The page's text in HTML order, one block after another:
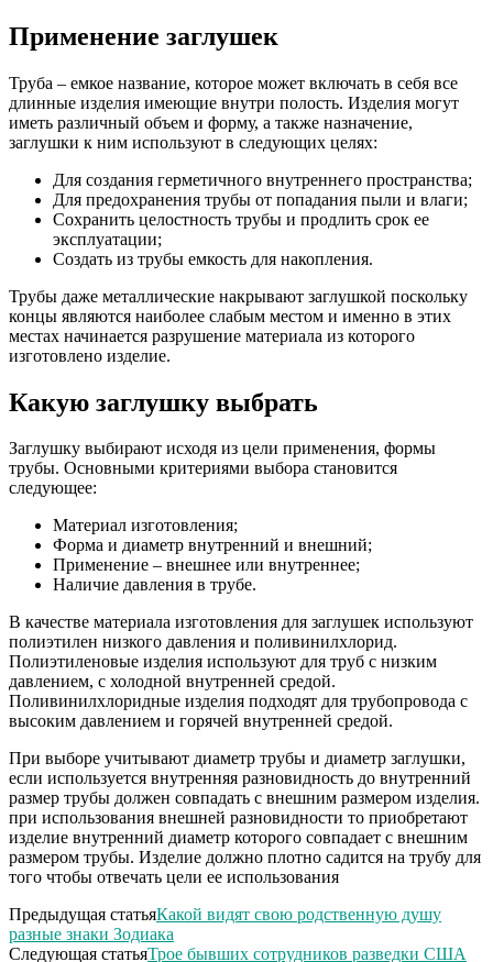
Применение заглушек
Труба – емкое название, которое может включать в себя все
длинные изделия имеющие внутри полость. Изделия могут
иметь различный объем и форму, а также назначение,
заглушки к ним используют в следующих целях:
Для создания герметичного внутреннего пространства;
Для предохранения трубы от попадания пыли и влаги;
Сохранить целостность трубы и продлить срок ее
эксплуатации;
Создать из трубы емкость для накопления.
Трубы даже металлические накрывают заглушкой поскольку
концы являются наиболее слабым местом и именно в этих
местах начинается разрушение материала из которого
изготовлено изделие.
Какую заглушку выбрать
Заглушку выбирают исходя из цели применения, формы
трубы. Основными критериями выбора становится
следующее:
Материал изготовления;
Форма и диаметр внутренний и внешний;
Применение – внешнее или внутреннее;
Наличие давления в трубе.
В качестве материала изготовления для заглушек используют
полиэтилен низкого давления и поливинилхлорид.
Полиэтиленовые изделия используют для труб с низким
давлением, с холодной внутренней средой.
Поливинилхлоридные изделия подходят для трубопровода с
высоким давлением и горячей внутренней средой.
При выборе учитывают диаметр трубы и диаметр заглушки,
если используется внутренняя разновидность до внутренний
размер трубы должен совпадать с внешним размером изделия.
при использования внешней разновидности то приобретают
изделие внутренний диаметр которого совпадает с внешним
размером трубы. Изделие должно плотно садится на трубу для
того чтобы отвечать цели ее использования
Предыдущая статьяКакой видят свою родственную душу
разные знаки Зодиака
Следующая статьяТрое бывших сотрудников разведки США